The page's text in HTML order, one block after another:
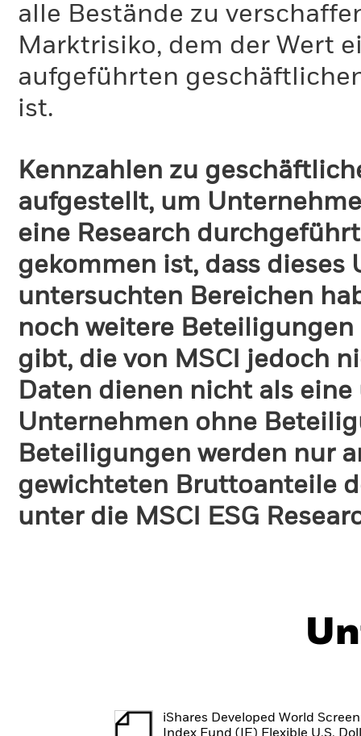
alle Bestände zu
Marktrisiko, dem der Wert
aufgeführten
ist.
Kennzahlen zu
aufgestellt, um
eine Research
gekommen ist, dass
untersuchten Bereichen
noch weitere
gibt, die von MSCI jedoch
Daten dienen nicht als
Unternehmen ohne
Beteiligungen werden nur
gewichteten Bruttoanteile
unter die MSCI ESG
iShares Developed World